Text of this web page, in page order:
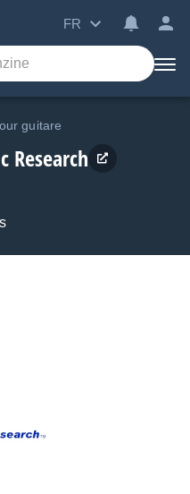
FR
guitare
Research